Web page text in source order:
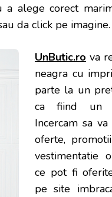
alege corect
da click pe imagine.
UnButic.ro va
neagra cu
parte la un
ca fiind un
Incercam sa
oferte,
vestimentatie
ce pot fi
pe site